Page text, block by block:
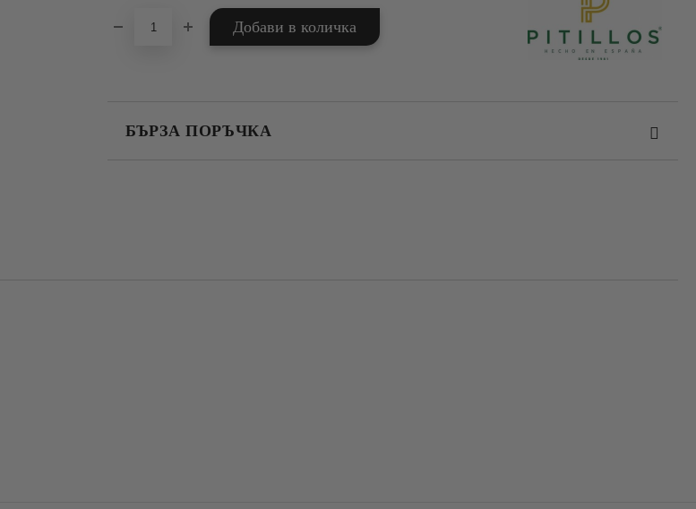
БЪРЗА ПОРЪЧКА